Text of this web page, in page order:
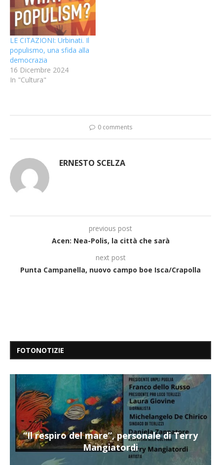
LE CITAZIONI: Urbinati. Il
populismo, una sfida alla
democrazia
16 Dicembre 2024
In "Cultura"
0 comments
ERNESTO SCELZA
previous post
Acen: Nea-Polis, la città che sarà
next post
Punta Campanella, nuovo campo boe Isca/Crapolla
FOTONOTIZIE
“Il respiro del mare”, personale di Terry
Mangiatordi